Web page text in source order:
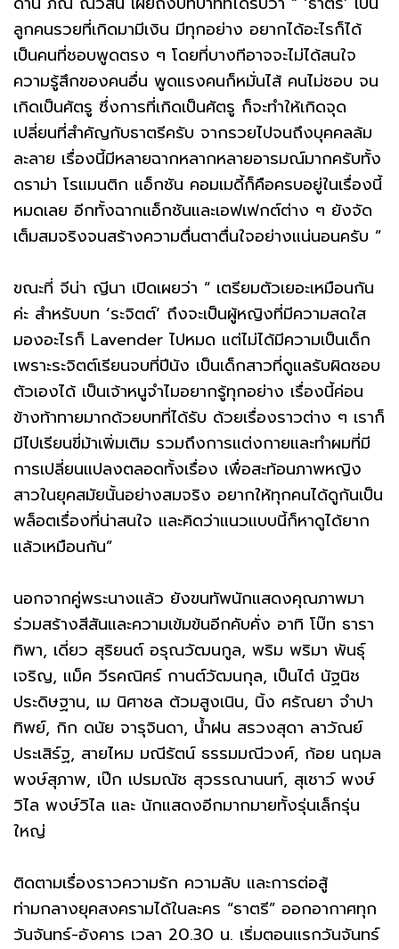
ลูกคนรวยที่เกิดมามีเงิน มีทุกอย่าง อยากได้อะไรก็ได้
เป็นคนที่ชอบพูดตรง ๆ โดยที่บางทีอาจจะไม่ได้สนใจ
ความรู้สึกของคนอื่น พูดแรงคนก็หมั่นไส้ คนไม่ชอบ จน
เกิดเป็นศัตรู ซึ่งการที่เกิดเป็นศัตรู ก็จะทำให้เกิดจุด
เปลี่ยนที่สำคัญกับธาตรีครับ จากรวยไปจนถึงบุคคลล้ม
ละลาย เรื่องนี้มีหลายฉากหลากหลายอารมณ์มากครับทั้ง
ดราม่า โรแมนติก แอ็กชัน คอมเมดี้ก็คือครบอยู่ในเรื่องนี้
หมดเลย อีกทั้งฉากแอ็กชันและเอฟเฟกต์ต่าง ๆ ยังจัด
เต็มสมจริงจนสร้างความตื่นตาตื่นใจอย่างแน่นอนครับ ”
ขณะที่ จีน่า ญีนา เปิดเผยว่า “ เตรียมตัวเยอะเหมือนกัน
ค่ะ สำหรับบท ‘ระจิตต์’ ถึงจะเป็นผู้หญิงที่มีความสดใส
มองอะไรก็ Lavender ไปหมด แต่ไม่ได้มีความเป็นเด็ก
เพราะระจิตต์เรียนจบที่ปีนัง เป็นเด็กสาวที่ดูแลรับผิดชอบ
ตัวเองได้ เป็นเจ้าหนูจำไมอยากรู้ทุกอย่าง เรื่องนี้ค่อน
ข้างท้าทายมากด้วยบทที่ได้รับ ด้วยเรื่องราวต่าง ๆ เราก็
มีไปเรียนขี่ม้าเพิ่มเติม รวมถึงการแต่งกายและทำผมที่มี
การเปลี่ยนแปลงตลอดทั้งเรื่อง เพื่อสะท้อนภาพหญิง
สาวในยุคสมัยนั้นอย่างสมจริง อยากให้ทุกคนได้ดูกันเป็น
พล็อตเรื่องที่น่าสนใจ และคิดว่าแนวแบบนี้ก็หาดูได้ยาก
แล้วเหมือนกัน”
นอกจากคู่พระนางแล้ว ยังขนทัพนักแสดงคุณภาพมา
ร่วมสร้างสีสันและความเข้มข้นอีกคับคั่ง อาทิ โบ๊ท ธารา
ทิพา, เดี่ยว สุริยนต์ อรุณวัฒนกูล, พริม พริมา พันธุ์
เจริญ, แม็ค วีรคณิศร์ กานต์วัฒนกุล, เป็นไต๋ นัฐนิช
ประดิษฐาน, เม นิศาชล ต้วมสูงเนิน, นิ้ง ศรัณยา จำปา
ทิพย์, กิก ดนัย จารุจินดา, น้ำฝน สรวงสุดา ลาวัณย์
ประเสิร์ฐ, สายไหม มณีรัตน์ ธรรมมณีวงศ์, ก้อย นฤมล
พงษ์สุภาพ, เป๊ก เปรมณัช สุวรรณานนท์, สุเชาว์ พงษ์
วิไล พงษ์วิไล และ นักแสดงอีกมากมายทั้งรุ่นเล็กรุ่น
ใหญ่
ติดตามเรื่องราวความรัก ความลับ และการต่อสู้
ท่ามกลางยุคสงครามได้ในละคร “ธาตรี” ออกอากาศทุก
วันจันทร์-อังคาร เวลา 20.30 น. เริ่มตอนแรกวันจันทร์